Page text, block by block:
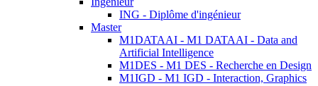
ING - Diplôme d'ingénieur
Master
M1DATAAI - M1 DATAAI - Data and
Artificial Intelligence
M1DES - M1 DES - Recherche en Design
M1IGD - M1 IGD - Interaction, Graphics